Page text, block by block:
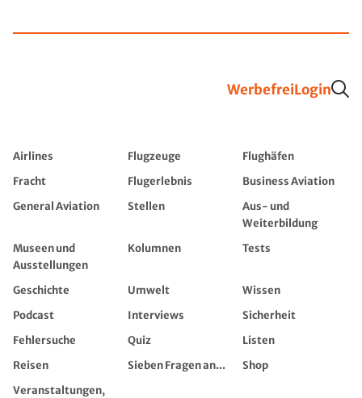
WerbefreiLogin
Airlines Flugzeuge
Flughäfen
Fracht
Flugerlebnis
Business Aviation
General Aviation
Stellen
Aus- und
Weiterbildung
Museen und
Ausstellungen
Kolumnen Tests
Geschichte Umwelt
Wissen
Podcast
Interviews
Sicherheit
Fehlersuche
Quiz
Listen
Reisen
Sieben Fragen an...
Shop
Veranstaltungen,